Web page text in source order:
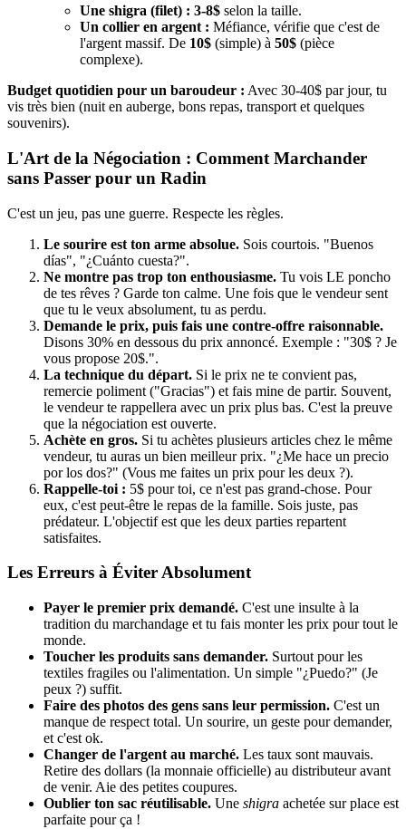
Une shigra (filet) : 3-8$ selon la taille.
Un collier en argent : Méfiance, vérifie que c'est de
l'argent massif. De 10$ (simple) à 50$ (pièce
complexe).
Budget quotidien pour un baroudeur : Avec 30-40$ par jour, tu
vis très bien (nuit en auberge, bons repas, transport et quelques
souvenirs).
L'Art de la Négociation : Comment Marchander
sans Passer pour un Radin
C'est un jeu, pas une guerre. Respecte les règles.
Le sourire est ton arme absolue. Sois courtois. "Buenos
días", "¿Cuánto cuesta?".
Ne montre pas trop ton enthousiasme. Tu vois LE poncho
de tes rêves ? Garde ton calme. Une fois que le vendeur sent
que tu le veux absolument, tu as perdu.
Demande le prix, puis fais une contre-offre raisonnable.
Disons 30% en dessous du prix annoncé. Exemple : "30$ ? Je
vous propose 20$.".
La technique du départ. Si le prix ne te convient pas,
remercie poliment ("Gracias") et fais mine de partir. Souvent,
le vendeur te rappellera avec un prix plus bas. C'est la preuve
que la négociation est ouverte.
Achète en gros. Si tu achètes plusieurs articles chez le même
vendeur, tu auras un bien meilleur prix. "¿Me hace un precio
por los dos?" (Vous me faites un prix pour les deux ?).
Rappelle-toi : 5$ pour toi, ce n'est pas grand-chose. Pour
eux, c'est peut-être le repas de la famille. Sois juste, pas
prédateur. L'objectif est que les deux parties repartent
satisfaites.
Les Erreurs à Éviter Absolument
Payer le premier prix demandé. C'est une insulte à la
tradition du marchandage et tu fais monter les prix pour tout le
monde.
Toucher les produits sans demander. Surtout pour les
textiles fragiles ou l'alimentation. Un simple "¿Puedo?" (Je
peux ?) suffit.
Faire des photos des gens sans leur permission. C'est un
manque de respect total. Un sourire, un geste pour demander,
et c'est ok.
Changer de l'argent au marché. Les taux sont mauvais.
Retire des dollars (la monnaie officielle) au distributeur avant
de venir. Aie des petites coupures.
Oublier ton sac réutilisable. Une shigra achetée sur place est
parfaite pour ça !